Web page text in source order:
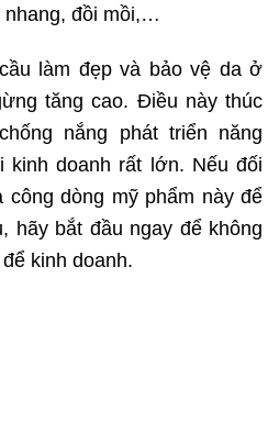
nhang, đồi mồi,…
làm đẹp và bảo vệ da ở
tăng cao. Điều này thúc
nắng phát triển năng
doanh rất lớn. Nếu đối
công dòng mỹ phẩm này để
hãy bắt đầu ngay để không
kinh doanh.